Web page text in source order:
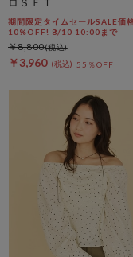
期間限定タイムセールSALE価
10%OFF! 8/10 10:00まで
￥3,960 55％OFF
￥8,800